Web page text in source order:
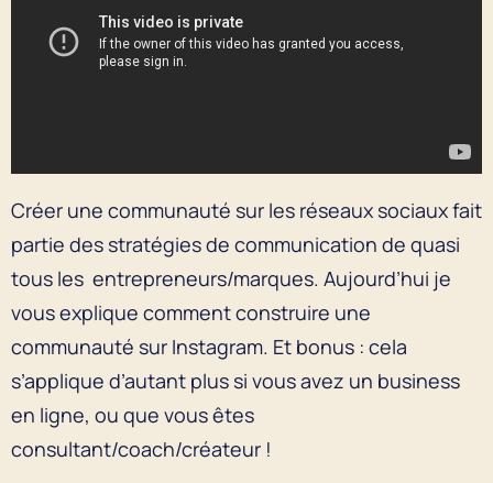
Créer une communauté sur les réseaux sociaux fait
partie des stratégies de communication de quasi
tous les entrepreneurs/marques. Aujourd’hui je
vous explique comment construire une
communauté sur Instagram. Et bonus : cela
s’applique d’autant plus si vous avez un business
en ligne, ou que vous êtes
consultant/coach/créateur !